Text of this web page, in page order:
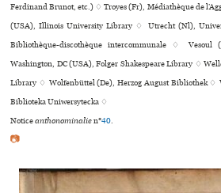
Ferdinand Brunot, etc.) ♢ Troyes (Fr), Médiathèque de
(USA), Illinois University Library ♢ Utrecht (Nl),
Bibliothèque-dis­co­thè­que inter­com­mu­nale ♢
Washington, DC (USA), Folger Shakespeare Library ♢
Library ♢ Wolfenbüttel (De), Herzog August Bibliothek ♢
Biblioteka Uniwersytecka ♢
Noticeanthonominalien°40.
📷